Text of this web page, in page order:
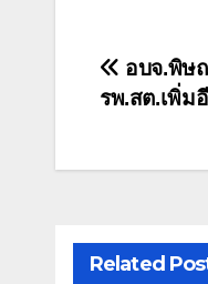
แนะแ
อบจ.พิษ
รพ.สต.เพิ่ม
Related